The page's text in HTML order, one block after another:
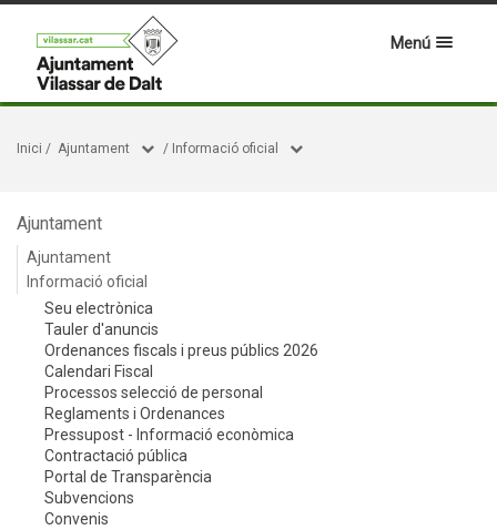
Menú
Inici / Ajuntament / Informació oficial
Ajuntament
Ajuntament
Informació oficial
Seu electrònica
Tauler d'anuncis
Ordenances fiscals i preus públics 2026
Calendari Fiscal
Processos selecció de personal
Reglaments i Ordenances
Pressupost - Informació econòmica
Contractació pública
Portal de Transparència
Subvencions
Convenis